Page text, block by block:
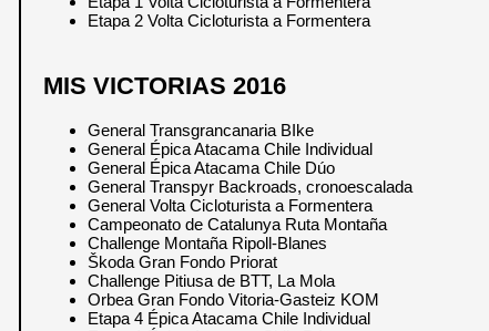
Etapa 2 Volta Cicloturista a Formentera
MIS VICTORIAS 2016
General Transgrancanaria BIke
General Épica Atacama Chile Individual
General Épica Atacama Chile Dúo
General Transpyr Backroads, cronoescalada
General Volta Cicloturista a Formentera
Campeonato de Catalunya Ruta Montaña
Challenge Montaña Ripoll-Blanes
Škoda Gran Fondo Priorat
Challenge Pitiusa de BTT, La Mola
Orbea Gran Fondo Vitoria-Gasteiz KOM
Etapa 4 Épica Atacama Chile Individual